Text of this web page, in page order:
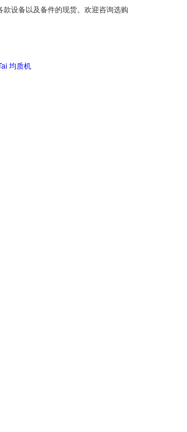
设备以及备件的现货。欢迎咨询选购
均质机